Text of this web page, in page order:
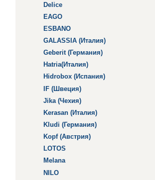
Delice
EAGO
ESBANO
GALASSIA (Италия)
Geberit (Германия)
Hatria(Италия)
Hidrobox (Испания)
IF (Швеция)
Jika (Чехия)
Kerasan (Италия)
Kludi (Германия)
Kopf (Австрия)
LOTOS
Melana
NILO